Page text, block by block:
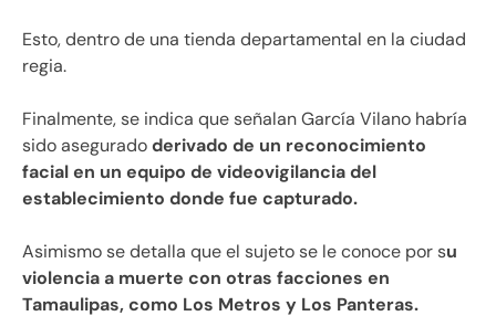
Esto, dentro de una tienda departamental en la ciudad
regia.
Finalmente, se indica que señalan García Vilano habría
sido aseguradoderivado de un reconocimiento
facial en un equipo de videovigilancia del
establecimiento donde fue capturado.
Asimismo se detalla que el sujeto se le conoce por su
violencia a muerte con otras facciones en
Tamaulipas, como Los Metros y Los Panteras.